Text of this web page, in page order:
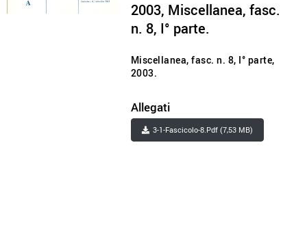
2003, Miscellanea, fasc.
n. 8, I° parte.
Miscellanea, fasc. n. 8, I° parte,
2003.
Allegati
3-1-Fascicolo-8.pdf (7,53 MB)